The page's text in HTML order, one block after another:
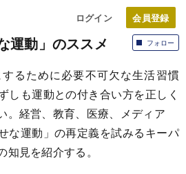
ログイン
フォロー
運動」のススメ
るために必要不可欠な生活習慣
しも運動との付き合い方を正しく
。経営、教育、医療、メディア
な運動」の再定義を試みるキーパ
見を紹介する。